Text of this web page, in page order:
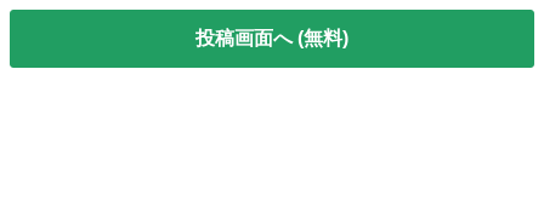
投稿画面へ (無料)